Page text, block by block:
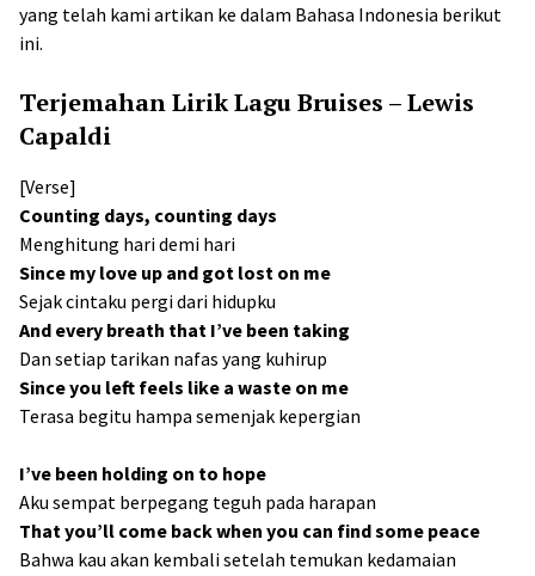
yang telah kami artikan ke dalam Bahasa Indonesia berikut
ini.
Terjemahan Lirik Lagu Bruises – Lewis
Capaldi
[Verse]
Counting days, counting days
Menghitung hari demi hari
Since my love up and got lost on me
Sejak cintaku pergi dari hidupku
And every breath that I’ve been taking
Dan setiap tarikan nafas yang kuhirup
Since you left feels like a waste on me
Terasa begitu hampa semenjak kepergian
I’ve been holding on to hope
Aku sempat berpegang teguh pada harapan
That you’ll come back when you can find some peace
Bahwa kau akan kembali setelah temukan kedamaian